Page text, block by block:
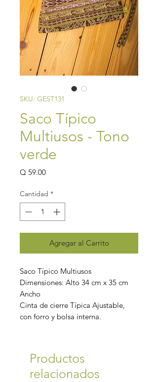
SKU: GEST131
Saco Típico
Multiusos - Tono
verde
Q 59.00Precio
Cantidad *
Agregar al Carrito
Saco Típico Multiusos
Dimensiones: Alto 34 cm x 35 cm
Ancho
Cinta de cierre Típica Ajustable,
con forro y bolsa interna.
Productos
relacionados